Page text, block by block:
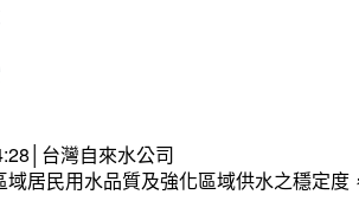
台灣自來水公司
域居民用水品質及強化區域供水之穩定